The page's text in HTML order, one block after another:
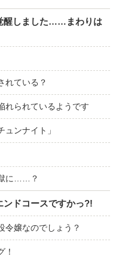
醒しました……まわりは
れている？
れられているようです
ンナイト」
に……？
ドコースですかっ?!
令嬢なのでしょう？
！